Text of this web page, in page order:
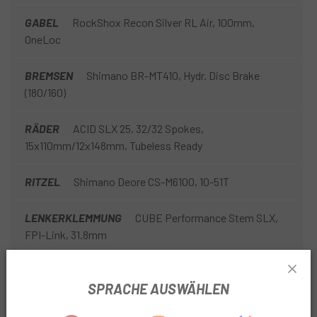
GABEL
RockShox Recon Silver RL Air, 100mm,
OneLoc
BREMSEN
Shimano BR-MT410, Hydr. Disc Brake
(180/160)
RÄDER
ACID SLX 25, 32/32 Spokes,
15x110mm/12x148mm, Tubeless Ready
RITZEL Shimano Deore CS-M6100, 10-51T
LENKERKLEMMUNG
CUBE Performance Stem SLX,
FPI-Link, 31.8mm
ACID MTB
SPRACHE AUSWÄHLEN